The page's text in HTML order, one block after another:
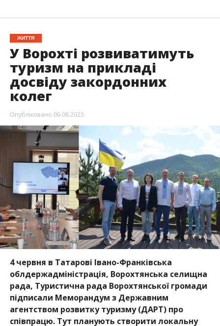
ЖИТТЯ
У Ворохті розвиватимуть
туризм на прикладі
досвіду закордонних
колег
Опубліковано 06.06.2023
4 червня в Татарові Івано-Франківська
облдержадміністрація, Ворохтянська селищна
рада, Туристична рада Ворохтянської громади
підписали Меморандум з Державним
агентством розвитку туризму (ДАРТ) про
співпрацю. Тут планують створити локальну